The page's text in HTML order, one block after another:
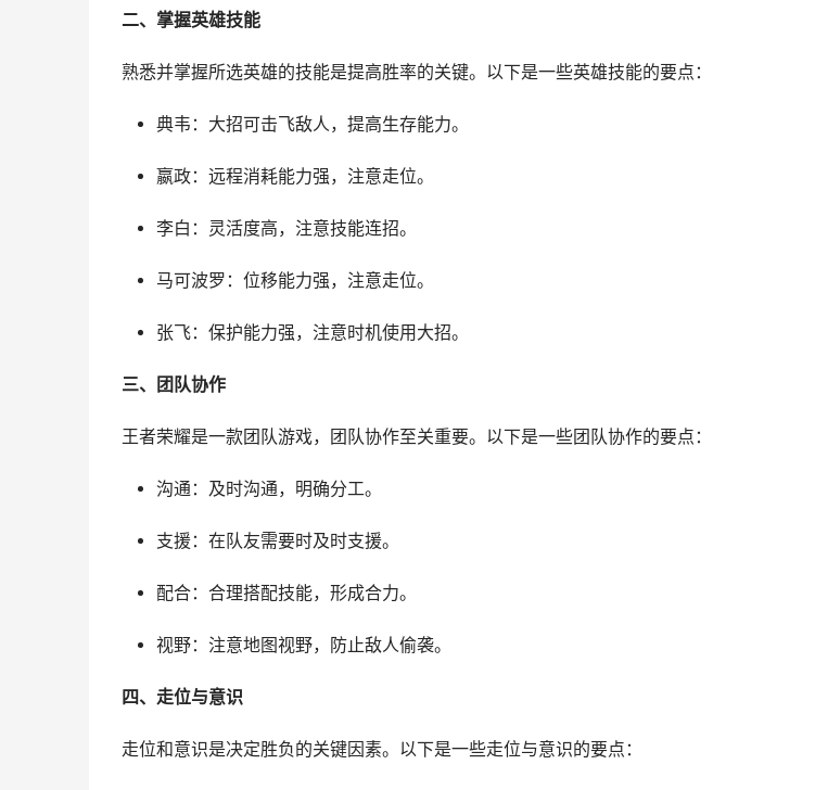
二、掌握英雄技能
熟悉并掌握所选英雄的技能是提高胜率的关键。以下是一些英雄技能的要点：
典韦：大招可击飞敌人，提高生存能力。
嬴政：远程消耗能力强，注意走位。
李白：灵活度高，注意技能连招。
马可波罗：位移能力强，注意走位。
张飞：保护能力强，注意时机使用大招。
三、团队协作
王者荣耀是一款团队游戏，团队协作至关重要。以下是一些团队协作的要点：
沟通：及时沟通，明确分工。
支援：在队友需要时及时支援。
配合：合理搭配技能，形成合力。
视野：注意地图视野，防止敌人偷袭。
四、走位与意识
走位和意识是决定胜负的关键因素。以下是一些走位与意识的要点：